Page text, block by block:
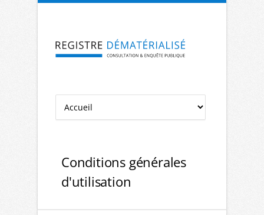
Aller à la navigation Aller au contenu
Conditions générales
d'utilisation